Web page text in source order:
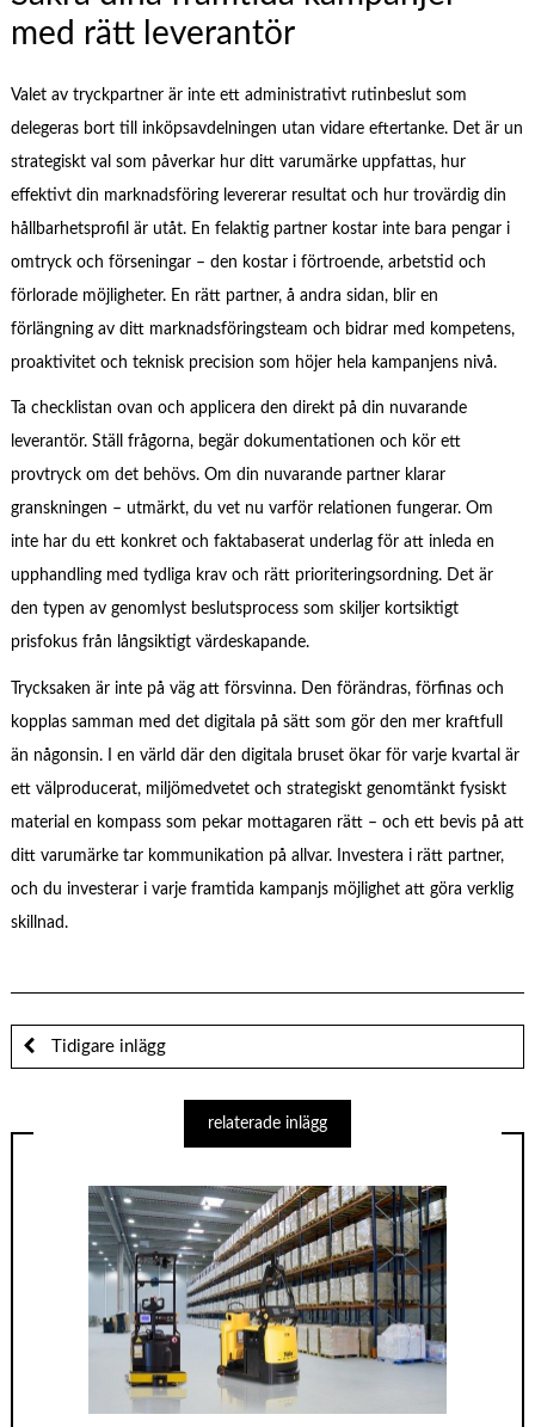
med rätt leverantör
Valet av tryckpartner är inte ett administrativt rutinbeslut som
delegeras bort till inköpsavdelningen utan vidare eftertanke. Det är un
strategiskt val som påverkar hur ditt varumärke uppfattas, hur
effektivt din marknadsföring levererar resultat och hur trovärdig din
hållbarhetsprofil är utåt. En felaktig partner kostar inte bara pengar i
omtryck och förseningar – den kostar i förtroende, arbetstid och
förlorade möjligheter. En rätt partner, å andra sidan, blir en
förlängning av ditt marknadsföringsteam och bidrar med kompetens,
proaktivitet och teknisk precision som höjer hela kampanjens nivå.
Ta checklistan ovan och applicera den direkt på din nuvarande
leverantör. Ställ frågorna, begär dokumentationen och kör ett
provtryck om det behövs. Om din nuvarande partner klarar
granskningen – utmärkt, du vet nu varför relationen fungerar. Om
inte har du ett konkret och faktabaserat underlag för att inleda en
upphandling med tydliga krav och rätt prioriteringsordning. Det är
den typen av genomlyst beslutsprocess som skiljer kortsiktigt
prisfokus från långsiktigt värdeskapande.
Trycksaken är inte på väg att försvinna. Den förändras, förfinas och
kopplas samman med det digitala på sätt som gör den mer kraftfull
än någonsin. I en värld där den digitala bruset ökar för varje kvartal är
ett välproducerat, miljömedvetet och strategiskt genomtänkt fysiskt
material en kompass som pekar mottagaren rätt – och ett bevis på att
ditt varumärke tar kommunikation på allvar. Investera i rätt partner,
och du investerar i varje framtida kampanjs möjlighet att göra verklig
skillnad.
Tidigare inlägg
relaterade inlägg